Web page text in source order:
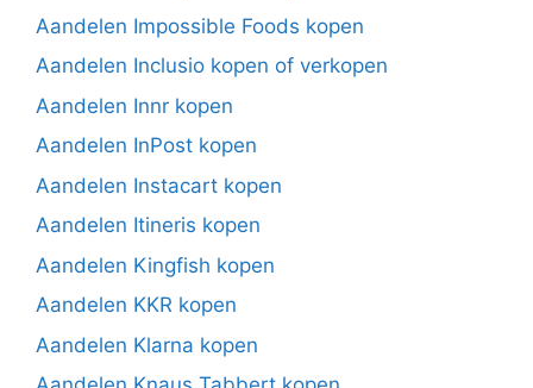
Aandelen Impossible Foods kopen
Aandelen Inclusio kopen of verkopen
Aandelen Innr kopen
Aandelen InPost kopen
Aandelen Instacart kopen
Aandelen Itineris kopen
Aandelen Kingfish kopen
Aandelen KKR kopen
Aandelen Klarna kopen